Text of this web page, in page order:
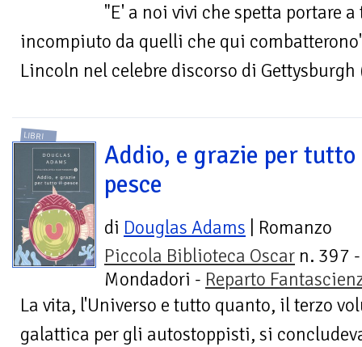
"E' a noi vivi che spetta portare
incompiuto da quelli che qui
Lincoln nel celebre discorso di
LIBRI
Addio, e grazie per
pesce
di Douglas Adams | Romanzo
Piccola Biblioteca Oscar n. 397 -
Mondadori - Reparto
La vita, l'Universo e tutto quanto, il terzo
galattica per gli autostoppisti, si